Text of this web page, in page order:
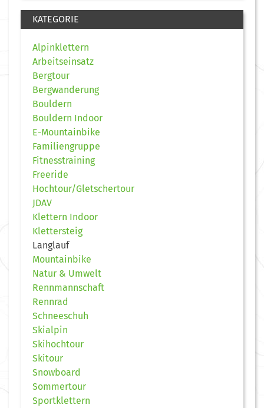
KATEGORIE
Alpinklettern
Arbeitseinsatz
Bergtour
Bergwanderung
Bouldern
Bouldern Indoor
E-Mountainbike
Familiengruppe
Fitnesstraining
Freeride
Hochtour/Gletschertour
JDAV
Klettern Indoor
Klettersteig
Langlauf
Mountainbike
Natur & Umwelt
Rennmannschaft
Rennrad
Schneeschuh
Skialpin
Skihochtour
Skitour
Snowboard
Sommertour
Sportklettern